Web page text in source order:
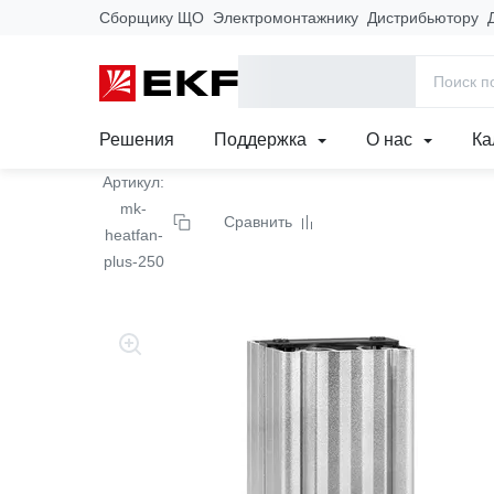
Сборщику ЩО Электромонтажнику Дистрибьютору
Решения Поддержка О нас
Главная
Обогреватель с
Артикул:
mk-
heatfan-
plus-250
Сравнить